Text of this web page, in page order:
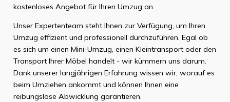
kostenloses Angebot für Ihren Umzug an.
Unser Expertenteam steht Ihnen zur Verfügung, um Ihren
Umzug effizient und professionell durchzuführen. Egal ob
es sich um einen Mini-Umzug, einen Kleintransport oder den
Transport Ihrer Möbel handelt - wir kümmern uns darum.
Dank unserer langjährigen Erfahrung wissen wir, worauf es
beim Umziehen ankommt und können Ihnen eine
reibungslose Abwicklung garantieren.